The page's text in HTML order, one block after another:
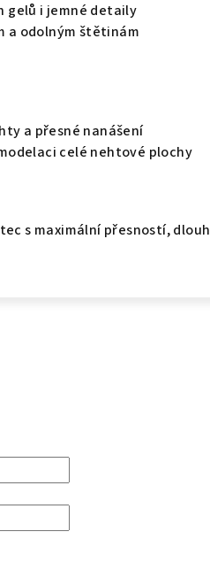
gelů i jemné detaily
a odolným štětinám
a přesné nanášení
celé nehtové plochy
s maximální přesností,